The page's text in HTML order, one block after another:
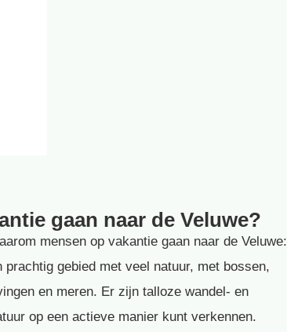
gaan naar de Veluwe?
mensen op vakantie gaan naar de Veluwe:
prachtig gebied met veel natuur, met bossen,
en meren. Er zijn talloze wandel- en
op een actieve manier kunt verkennen.